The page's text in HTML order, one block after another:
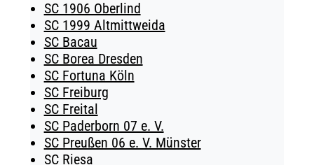
SC 1906 Oberlind
SC 1999 Altmittweida
SC Bacau
SC Borea Dresden
SC Fortuna Köln
SC Freiburg
SC Freital
SC Paderborn 07 e. V.
SC Preußen 06 e. V. Münster
SC Riesa